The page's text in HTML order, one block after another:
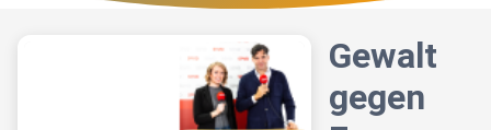
Gewalt
gegen